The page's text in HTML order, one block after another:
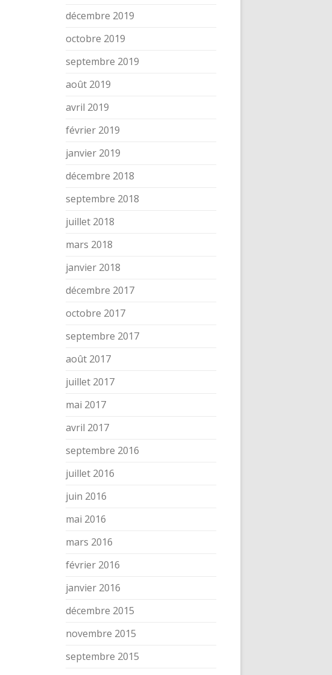
décembre 2019
octobre 2019
septembre 2019
août 2019
avril 2019
février 2019
janvier 2019
décembre 2018
septembre 2018
juillet 2018
mars 2018
janvier 2018
décembre 2017
octobre 2017
septembre 2017
août 2017
juillet 2017
mai 2017
avril 2017
septembre 2016
juillet 2016
juin 2016
mai 2016
mars 2016
février 2016
janvier 2016
décembre 2015
novembre 2015
septembre 2015